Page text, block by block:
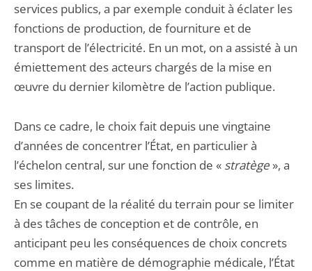
services publics, a par exemple conduit à éclater les
fonctions de production, de fourniture et de
transport de l’électricité. En un mot, on a assisté à un
émiettement des acteurs chargés de la mise en
œuvre du dernier kilomètre de l’action publique.
Dans ce cadre, le choix fait depuis une vingtaine
d’années de concentrer l’État, en particulier à
l’échelon central, sur une fonction de « stratège », a
ses limites.
En se coupant de la réalité du terrain pour se limiter
à des tâches de conception et de contrôle, en
anticipant peu les conséquences de choix concrets
comme en matière de démographie médicale, l’État